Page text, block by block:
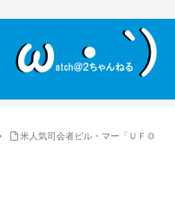
米人気司会者ビル・マー「ＵＦＯ